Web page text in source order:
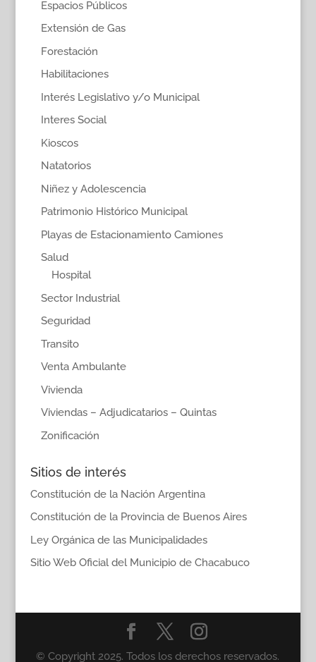
Espacios Públicos
Extensión de Gas
Forestación
Habilitaciones
Interés Legislativo y/o Municipal
Interes Social
Kioscos
Natatorios
Niñez y Adolescencia
Patrimonio Histórico Municipal
Playas de Estacionamiento Camiones
Salud
Hospital
Sector Industrial
Seguridad
Transito
Venta Ambulante
Vivienda
Viviendas – Adjudicatarios – Quintas
Zonificación
Sitios de interés
Constitución de la Nación Argentina
Constitución de la Provincia de Buenos Aires
Ley Orgánica de las Municipalidades
Sitio Web Oficial del Municipio de Chacabuco
© Copyright 2025. Todos los derechos reservados.